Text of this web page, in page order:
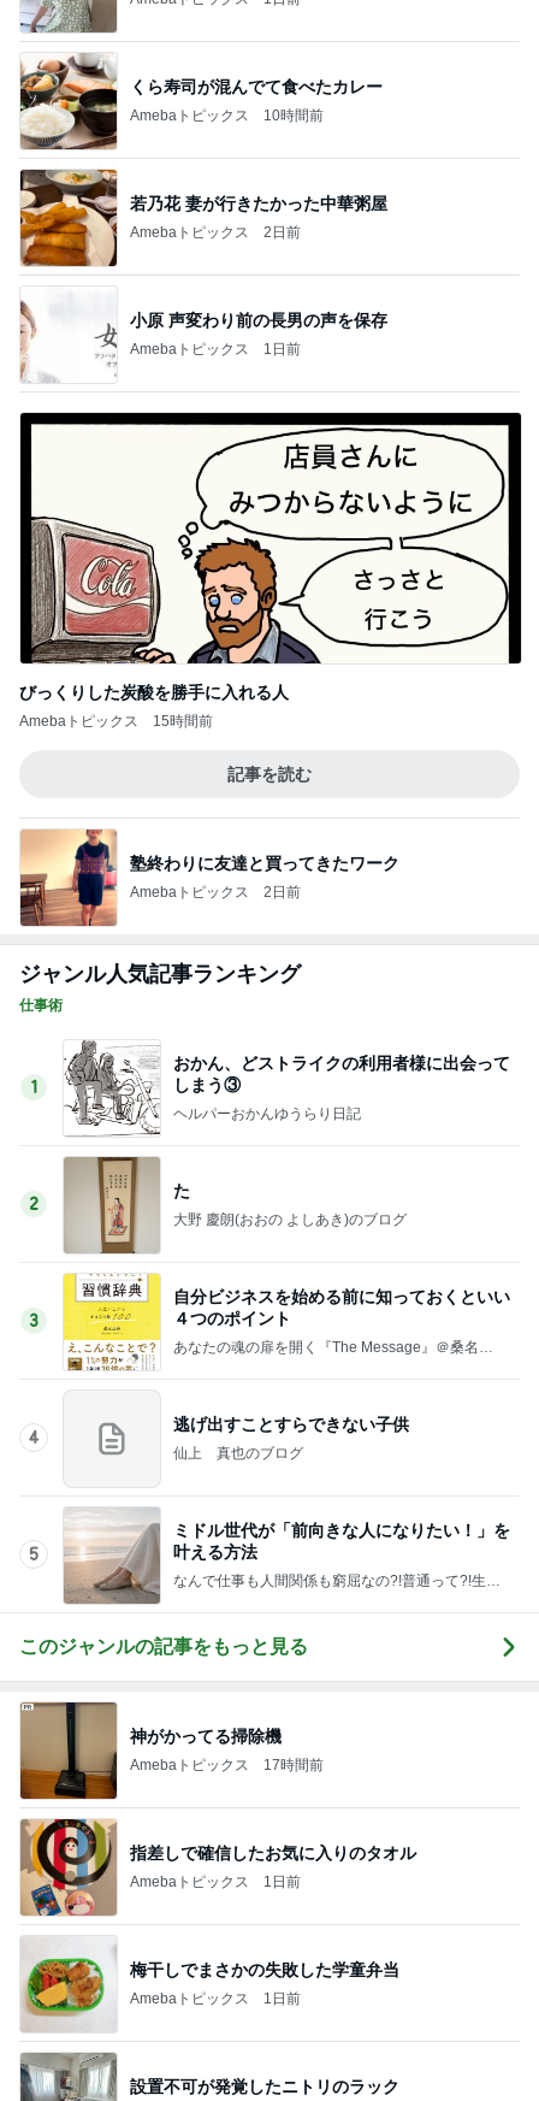
くら寿司が混んでて食べたカレー
Amebaトピックス 10時間前
若乃花 妻が行きたかった中華粥屋
Amebaトピックス 2日前
小原 声変わり前の長男の声を保存
Amebaトピックス 1日前
びっくりした炭酸を勝手に入れる人
Amebaトピックス 15時間前
記事を読む
塾終わりに友達と買ってきたワーク
Amebaトピックス 2日前
ジャンル人気記事ランキング
仕事術
1
おかん、どストライクの利用者様に出会って
しまう③
ヘルパーおかんゆうらり日記
2
た
大野 慶朗(おおの よしあき)のブログ
3
自分ビジネスを始める前に知っておくといい
４つのポイント
あなたの魂の扉を開く『The Message』＠桑名正
4
逃げ出すことすらできない子供
仙上 真也のブログ
5
ミドル世代が「前向きな人になりたい！」を
叶える方法
なんで仕事も人間関係も窮屈なの?!普通って?!生き
このジャンルの記事をもっと見る
神がかってる掃除機
Amebaトピックス 17時間前
指差しで確信したお気に入りのタオル
Amebaトピックス 1日前
梅干しでまさかの失敗した学童弁当
Amebaトピックス 1日前
設置不可が発覚したニトリのラック